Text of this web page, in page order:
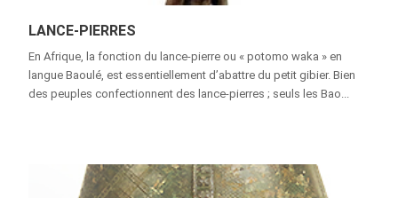
LANCE-PIERRES
En Afrique, la fonction du lance-pierre ou « potomo waka » en
langue Baoulé, est essentiellement d’abattre du petit gibier. Bien
des peuples confectionnent des lance-pierres ; seuls les Bao...